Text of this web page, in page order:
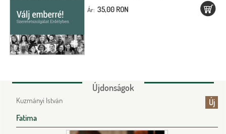
Ár: 35,00 RON
Újdonságok
Új
Kuzmányi István
Fatima